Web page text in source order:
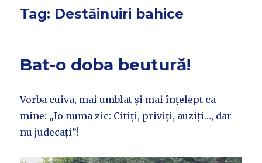
Tag: Destăinuiri bahice
Bat-o doba beutură!
Vorba cuiva, mai umblat și mai înțelept ca
mine: „Io numa zic: Citiți, priviți, auziți…, dar
nu judecați”!